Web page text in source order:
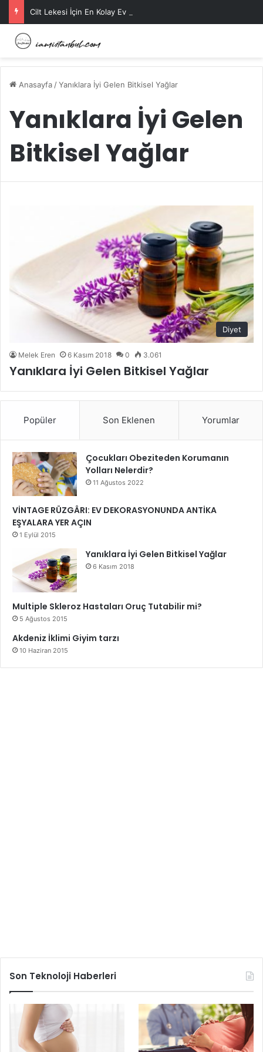
Cilt Lekesi İçin En Kolay Ev Maskeleri Nelerdir?
Anasayfa /Yanıklara İyi Gelen Bitkisel Yağlar
Yanıklara İyi Gelen
Bitkisel Yağlar
Diyet
Melek Eren 6 Kasım 2018 0 3.061
Yanıklara İyi Gelen Bitkisel Yağlar
Popüler Son Eklenen Yorumlar
Çocukları Obeziteden Korumanın
Yolları Nelerdir?
11 Ağustos 2022
VİNTAGE RÜZGÂRI: EV DEKORASYONUNDA ANTİKA
EŞYALARA YER AÇIN
1 Eylül 2015
Yanıklara İyi Gelen Bitkisel Yağlar
6 Kasım 2018
Multiple Skleroz Hastaları Oruç Tutabilir mi?
5 Ağustos 2015
Akdeniz İklimi Giyim tarzı
10 Haziran 2015
Son Teknoloji Haberleri